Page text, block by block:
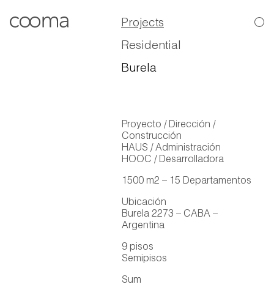
Projects
Residential
Burela
Proyecto / Dirección /
Construcción
HAUS / Administración
HOOC / Desarrolladora
1500 m2 – 15 Departamentos
Ubicación
Burela 2273 – CABA –
Argentina
9 pisos
Semipisos
Sum